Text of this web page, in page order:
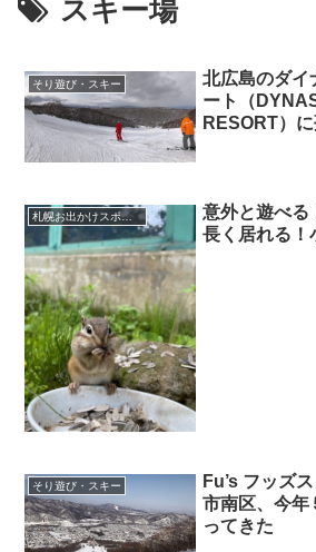
スキー場
そり遊び・スキー
北広島のダイ
ート（
RESORT）
札幌お出かけスポット
意外と遊べる
長く居れる！
そり遊び・スキー
Fu’s フッズ
市南区、今年
ってきた